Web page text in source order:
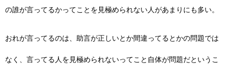
の誰が言ってるかってことを見極められない人があまりにも多い。
おれが言ってるのは、助言が正しいとか間違ってるとかの問題では
なく、言ってる人を見極められないってこと自体が問題だというこ